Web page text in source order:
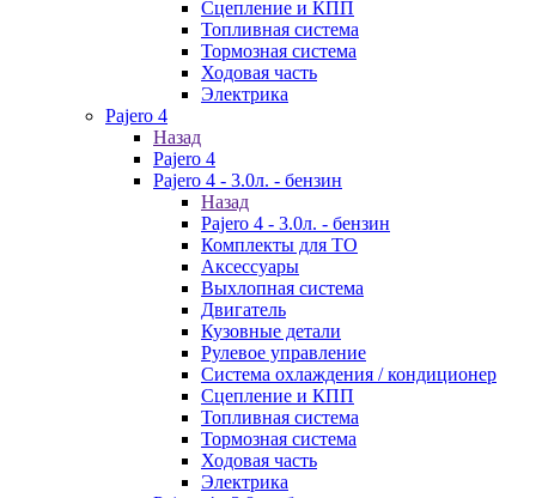
Сцепление и КПП
Топливная система
Тормозная система
Ходовая часть
Электрика
Pajero 4
Назад
Pajero 4
Pajero 4 - 3.0л. - бензин
Назад
Pajero 4 - 3.0л. - бензин
Комплекты для ТО
Аксессуары
Выхлопная система
Двигатель
Кузовные детали
Рулевое управление
Система охлаждения / кондиционер
Сцепление и КПП
Топливная система
Тормозная система
Ходовая часть
Электрика